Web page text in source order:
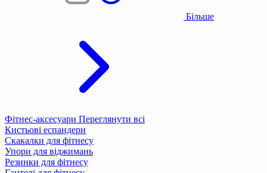
Більше
Фітнес-аксесуари Переглянути всі
Кистьові еспандери
Скакалки для фітнесу
Упори для віджимань
Резинки для фітнесу